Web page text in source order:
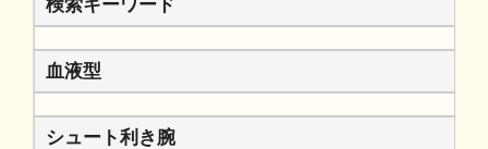
検索キーワード
血液型
シュート利き腕